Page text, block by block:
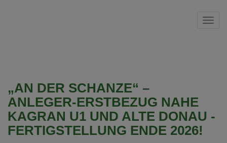
„AN DER SCHANZE“ –
ANLEGER-ERSTBEZUG NAHE
KAGRAN U1 UND ALTE DONAU -
FERTIGSTELLUNG ENDE 2026!